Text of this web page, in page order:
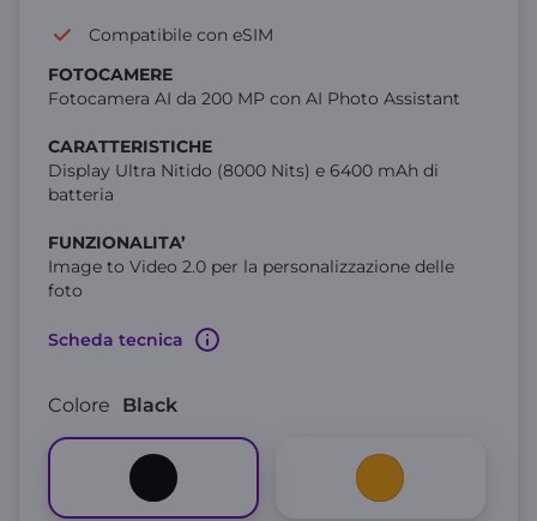
Compatibile con eSIM
FOTOCAMERE
Fotocamera AI da 200 MP con AI Photo Assistant
CARATTERISTICHE
Display Ultra Nitido (8000 Nits) e 6400 mAh di
batteria
FUNZIONALITA’
Image to Video 2.0 per la personalizzazione delle
foto
Scheda tecnica
Colore Black